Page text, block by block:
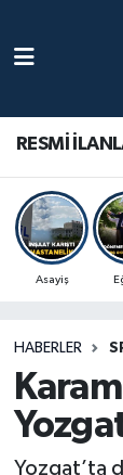
RESMİ
Asayiş
HABERLER
Yozgat’ta
Spor
Ulusal
Vefat